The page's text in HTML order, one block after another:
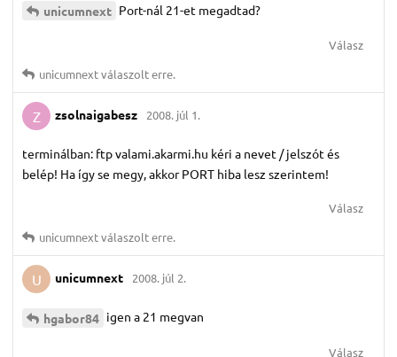
unicumnext Port-nál 21-et megadtad?
Válasz
unicumnextválaszolt erre.
Z zsolnaigabesz 2008. júl 1.
terminálban: ftp valami.akarmi.hu kéri a nevet / jelszót és
belép! Ha így se megy, akkor PORT hiba lesz szerintem!
Válasz
unicumnextválaszolt erre.
U unicumnext 2008. júl 2.
hgabor84 igen a 21 megvan
Válasz